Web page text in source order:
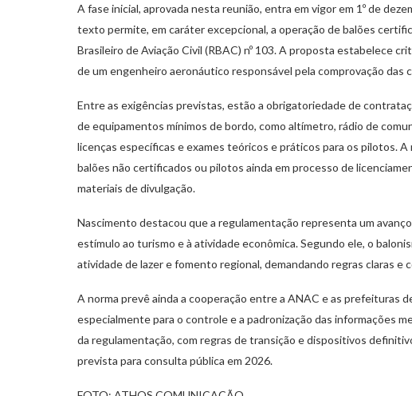
A fase inicial, aprovada nesta reunião, entra em vigor em 1º de
texto permite, em caráter excepcional, a operação de balões
Brasileiro de Aviação Civil (RBAC) nº 103. A proposta estabelece
de um engenheiro aeronáutico responsável pela comprovação
Entre as exigências previstas, estão a obrigatoriedade de
de equipamentos mínimos de bordo, como altímetro, rádio de
licenças específicas e exames teóricos e práticos para os pilotos.
balões não certificados ou pilotos ainda em processo de
materiais de divulgação.
Nascimento destacou que a regulamentação representa um
estímulo ao turismo e à atividade econômica. Segundo ele, o
atividade de lazer e fomento regional, demandando regras claras e
A norma prevê ainda a cooperação entre a ANAC e as prefeituras
especialmente para o controle e a padronização das informações
da regulamentação, com regras de transição e dispositivos
prevista para consulta pública em 2026.